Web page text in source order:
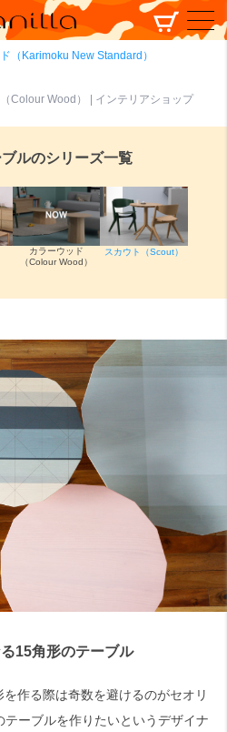
（Karimoku New Standard）
Colour Wood） | インテリアショップ
検索
ルのシリーズ一覧
カラーウッド
（Colour Wood）
スカウト（Scout）
15角形のテーブル
作る際は奇数を避けるのがセオリ
ーブルを作りたいというデザイナ